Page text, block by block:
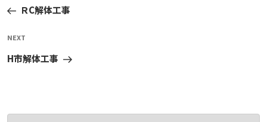
ナ
ビ
ゲ
PostＲC解体工事
Next
Post
NEXT
H市解体工事